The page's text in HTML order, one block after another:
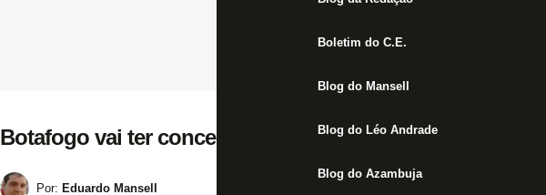
Boletim do C.E.
Blog do Mansell
Blog do Léo Andrade
Blog do Azambuja
Botafogo vai ter concentração como rival contra o Volta
Por: Eduardo Mansell